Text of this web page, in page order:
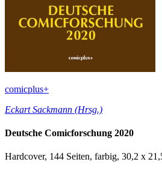
comicplus+
Eckart Sackmann (Hrsg.)
Deutsche Comicforschung 2020
Hardcover, 144 Seiten, farbig, 30,2 x